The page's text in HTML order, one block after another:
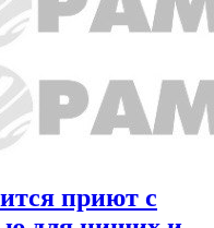
приют с